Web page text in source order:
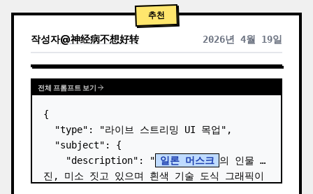
추천
작성자@神经病不想好转 2026년 4월 19일
전체 프롬프트 보기
{
  "type": "라이브 스트리밍 UI 목업",
  "subject": {
    "description": "
일론 머스크 의 인물 사
진, 미소 짓고 있으며 흰색 기술 도식 그래픽이